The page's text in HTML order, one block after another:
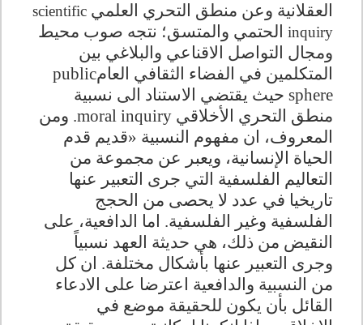
العقلانية وعن منطق التحري العلمي scientific
inquiry الحتمي والمتسق؛ نتجه صوب محيط
ومجال التواصل الاقناعي والبلاغي بين
المتكلمين في الفضاء الثقافي العامpublic
sphere حيث يقتضي الاستناد الى نسبية
منطق التحري الأخلاقي moral inquiry. ومن
المعروف، ان مفهوم النسبية «قديم قدم
الحياة الإنسانية، ويعبر عن مجموعة من
التعاليم الفلسفية التي جرى التعبير عنها
تاريخيا في عدد لا يحصى من الحجج
الفلسفية وغير الفلسفية. اما الدافعية، على
النقيض من ذلك، هي حديثة العهد نسبياً
وجرى التعبير عنها بأشكال مختلفة. ان كل
من النسبية والدافعية اعترضا على الادعاء
القائل بأن يكون للحقيقة موضع في